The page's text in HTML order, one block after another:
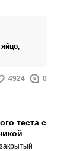
слоеное
купить в
яйцо,
4924 0
теста с